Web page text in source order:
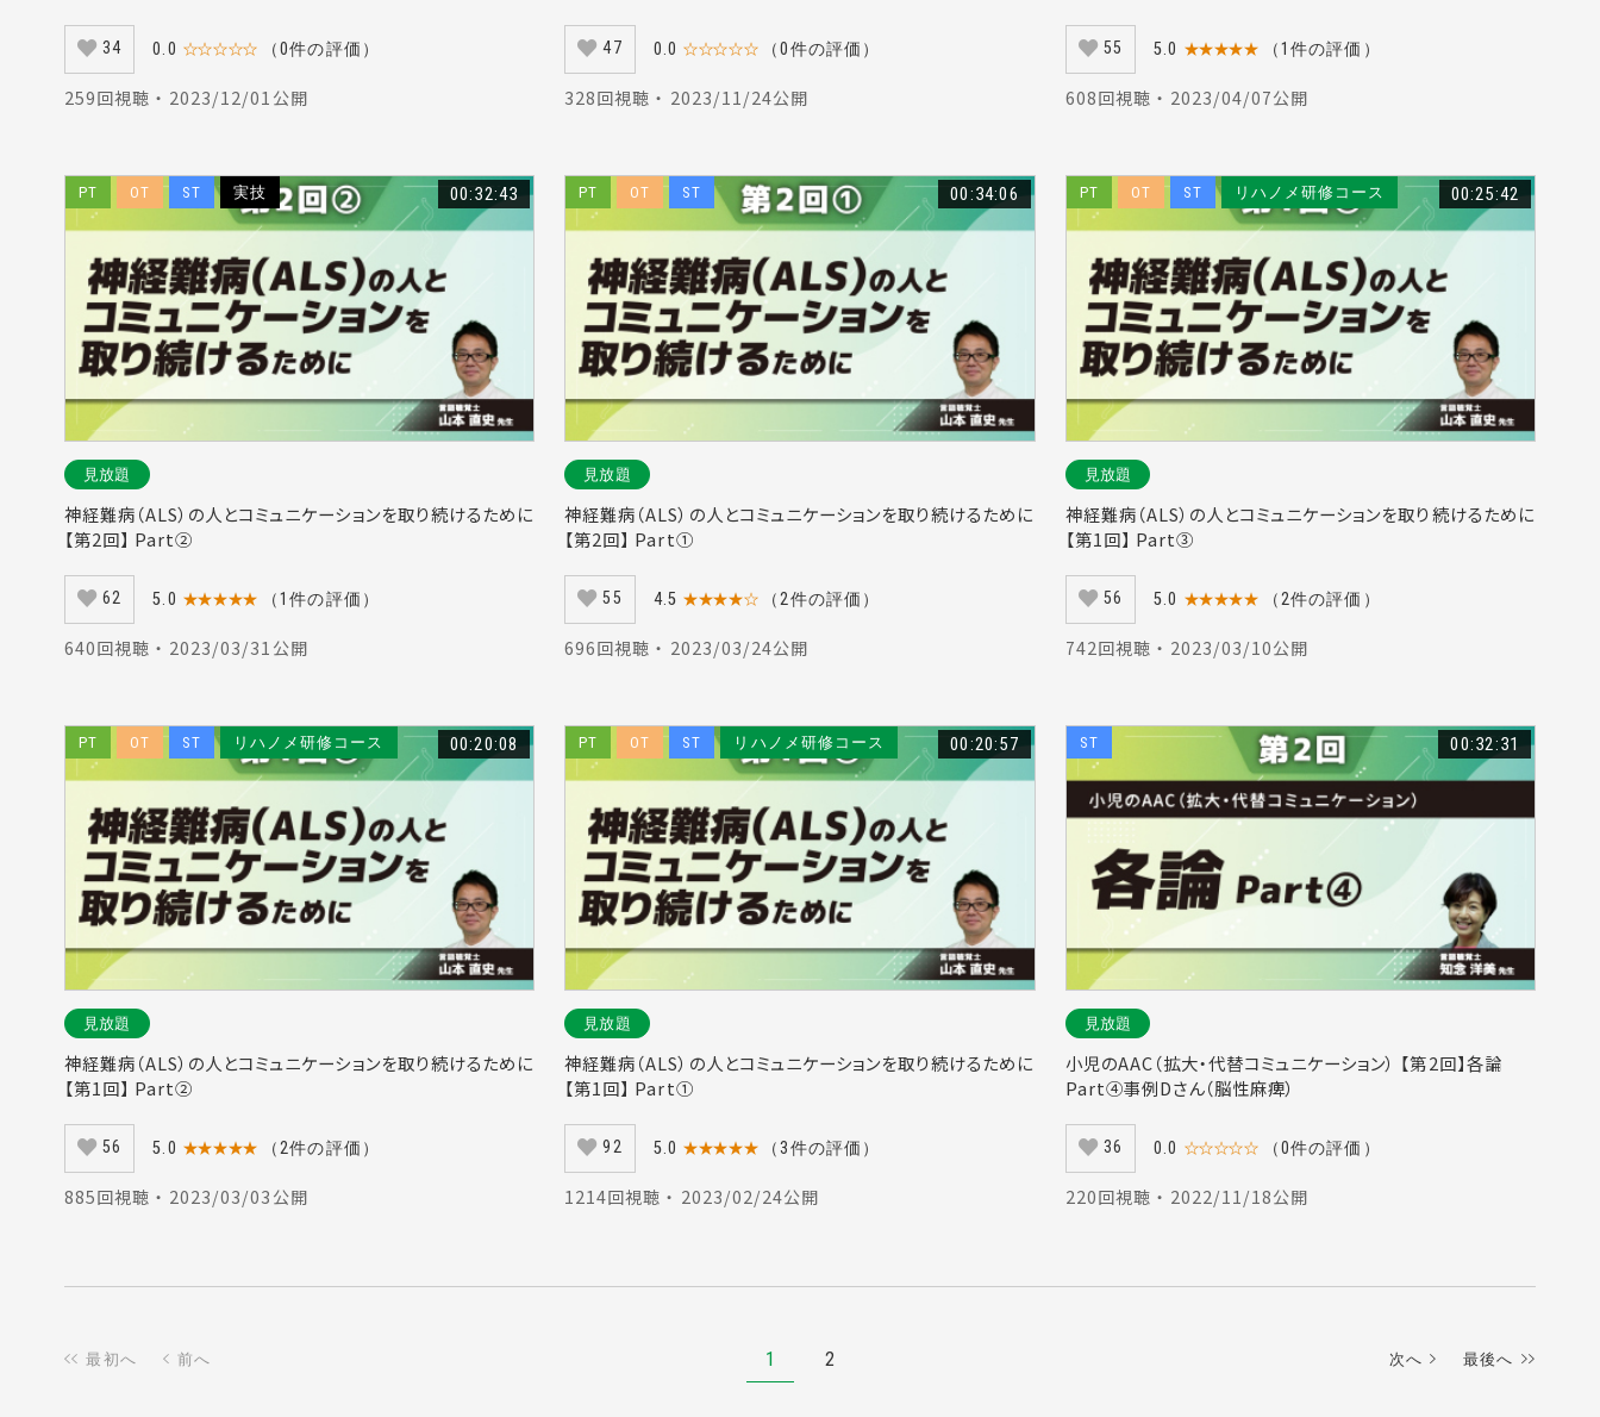
#リラクゼーション（1）
#乳幼児姿勢保持（3）
#ゲーム（9）
#海外（7） #ハラスメント（7） #うつ病（5）
#英会話（6）
#呼吸筋トレーニング（1）
#フレームワーク（4）
#組織運営（2）
#発声（10）
#ストレングスリハビリテーション（2） #松本重人（3） #トレーナー（4）
#腹圧（9）
#ファイナンシャル・プランニング（9）
#コンプライアンス（2） #鼓音（1）
#職場環境（3）
#フルブライト（2）
#資料作成（4） #バーンアウト（1） #ヘルニア（6）
#巻き爪（1）
#姿勢負荷（1）
#慢性硬膜下血腫（1） #施設のインテリアリハビリテーション（1）
34 0.0 ☆☆☆☆☆ （0件の評価）
259回視聴 ・ 2023/12/01公開
47 0.0 ☆☆☆☆☆ （0件の評価）
328回視聴 ・ 2023/11/24公開
55 5.0 ★★★★★ （1件の評価）
608回視聴 ・ 2023/04/07公開
PT OT ST 実技 00:32:43
見放題
神経難病（ALS）の人とコミュニケーションを取り続けるために
【第2回】 Part②
62 5.0 ★★★★★ （1件の評価）
640回視聴 ・ 2023/03/31公開
PT OT ST 00:34:06
見放題
神経難病（ALS）の人とコミュニケーションを取り続けるために
【第2回】 Part①
55 4.5 ★★★★☆ （2件の評価）
696回視聴 ・ 2023/03/24公開
PT OT ST リハノメ研修コース 00:25:42
見放題
神経難病（ALS）の人とコミュニケーションを取り続けるために
【第1回】 Part③
56 5.0 ★★★★★ （2件の評価）
742回視聴 ・ 2023/03/10公開
PT OT ST リハノメ研修コース 00:20:08
見放題
神経難病（ALS）の人とコミュニケーションを取り続けるために
【第1回】 Part②
56 5.0 ★★★★★ （2件の評価）
885回視聴 ・ 2023/03/03公開
PT OT ST リハノメ研修コース 00:20:57
見放題
神経難病（ALS）の人とコミュニケーションを取り続けるために
【第1回】 Part①
92 5.0 ★★★★★ （3件の評価）
1214回視聴 ・ 2023/02/24公開
ST 00:32:31
見放題
小児のAAC（拡大・代替コミュニケーション） 【第2回】各論
Part④事例Dさん（脳性麻痺）
36 0.0 ☆☆☆☆☆ （0件の評価）
220回視聴 ・ 2022/11/18公開
1 2
最初へ 前へ 次へ 最後へ